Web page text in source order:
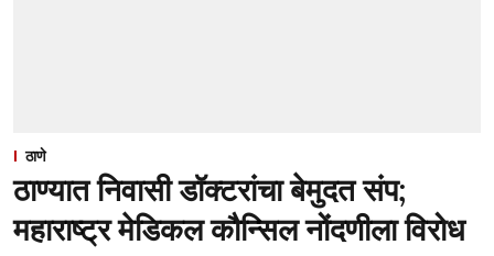
ठाणे
ठाण्यात निवासी डॉक्टरांचा बेमुदत संप;
महाराष्ट्र मेडिकल कौन्सिल नोंदणीला विरोध